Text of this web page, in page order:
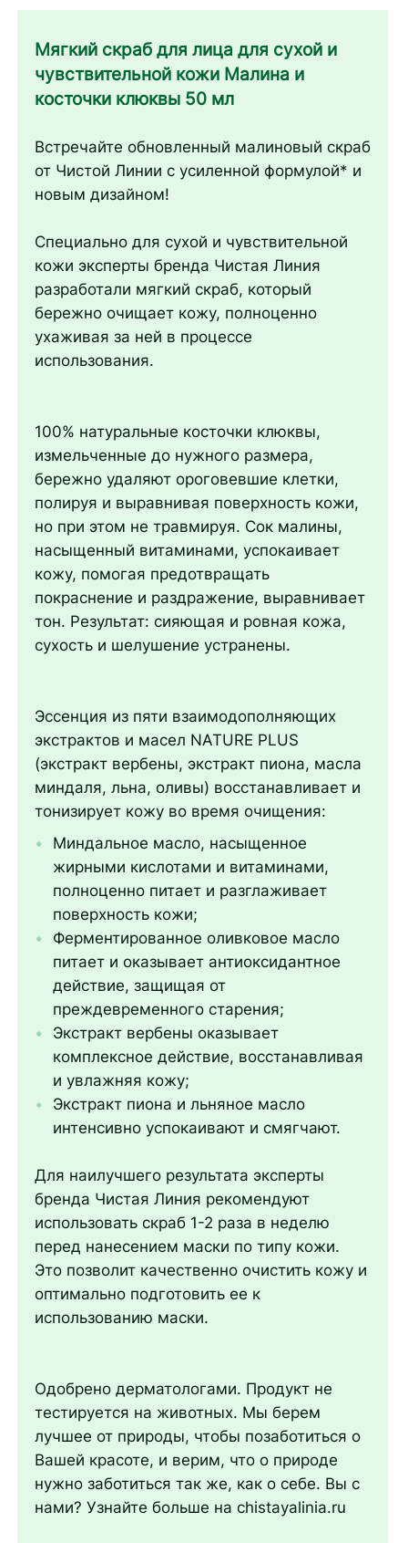
Мягкий скраб для лица для сухой и
чувствительной кожи Малина и
косточки клюквы 50 мл
Встречайте обновленный малиновый скраб
от Чистой Линии с усиленной формулой* и
новым дизайном!
Специально для сухой и чувствительной
кожи эксперты бренда Чистая Линия
разработали мягкий скраб, который
бережно очищает кожу, полноценно
ухаживая за ней в процессе
использования.
100% натуральные косточки клюквы,
измельченные до нужного размера,
бережно удаляют ороговевшие клетки,
полируя и выравнивая поверхность кожи,
но при этом не травмируя. Сок малины,
насыщенный витаминами, успокаивает
кожу, помогая предотвращать
покраснение и раздражение, выравнивает
тон. Результат: сияющая и ровная кожа,
сухость и шелушение устранены.
Эссенция из пяти взаимодополняющих
экстрактов и масел NATURE PLUS
(экстракт вербены, экстракт пиона, масла
миндаля, льна, оливы) восстанавливает и
тонизирует кожу во время очищения:
Миндальное масло, насыщенное
жирными кислотами и витаминами,
полноценно питает и разглаживает
поверхность кожи;
Ферментированное оливковое масло
питает и оказывает антиоксидантное
действие, защищая от
преждевременного старения;
Экстракт вербены оказывает
комплексное действие, восстанавливая
и увлажняя кожу;
Экстракт пиона и льняное масло
интенсивно успокаивают и смягчают.
Для наилучшего результата эксперты
бренда Чистая Линия рекомендуют
использовать скраб 1-2 раза в неделю
перед нанесением маски по типу кожи.
Это позволит качественно очистить кожу и
оптимально подготовить ее к
использованию маски.
Одобрено дерматологами. Продукт не
тестируется на животных. Мы берем
лучшее от природы, чтобы позаботиться о
Вашей красоте, и верим, что о природе
нужно заботиться так же, как о себе. Вы с
нами? Узнайте больше на chistayalinia.ru